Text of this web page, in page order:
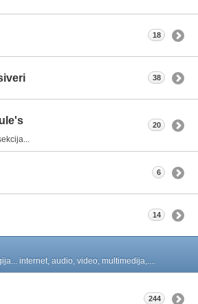
18
38
20
6
14
internet, audio, video, multimedija,....
244